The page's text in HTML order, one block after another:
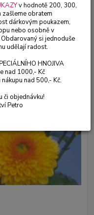
v hodnotě 200, 300,
zašleme obratem
dárkovým poukazem,
nebo osobně v
si jednoduše
udělají radost.
HNOJIVA
nad 1000,- Kč
nad 500,- Kč.
či objednávku!
Petro